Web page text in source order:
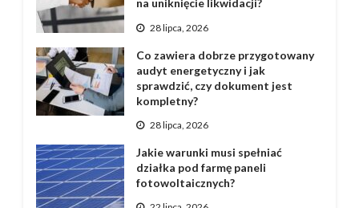
na uniknięcie likwidacji?
28 lipca, 2026
Co zawiera dobrze przygotowany
audyt energetyczny i jak
sprawdzić, czy dokument jest
kompletny?
28 lipca, 2026
Jakie warunki musi spełniać
działka pod farmę paneli
fotowoltaicznych?